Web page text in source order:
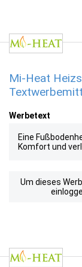
Mi-Heat
Werbetext
Eine
Komfort und
Um dieses